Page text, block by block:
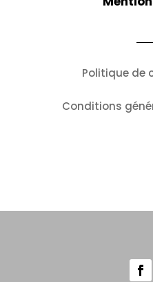
Politique de
Conditions